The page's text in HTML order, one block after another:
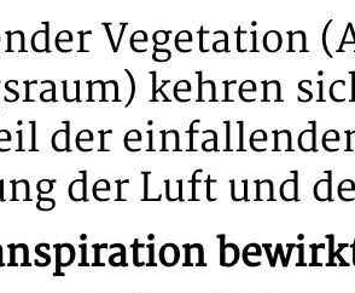
Vegetation
kehren
der
der Luft und